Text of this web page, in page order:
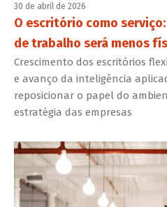
30 de abril de 2026
O escritório como
de trabalho será menos
Crescimento dos escritórios
e avanço da inteligência
reposicionar o papel do
estratégia das empresas